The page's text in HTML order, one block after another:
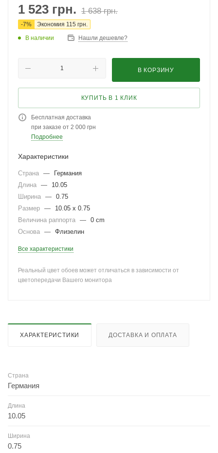
1 523 грн. 1 638грн.
-7% Экономия 115 грн.
В наличии
Нашли дешевле?
В КОРЗИНУ
КУПИТЬ В 1 КЛИК
Бесплатная доставка
при заказе от 2 000 грн
Подробнее
Характеристики
Страна —
Германия
Длина —
10.05
Ширина — 0.75
Размер —
10.05 x 0.75
Величина раппорта — 0 cm
Основа — Флизелин
Все характеристики
Реальный цвет обоев может отличаться в зависимости от
цветопередачи Вашего монитора
ХАРАКТЕРИСТИКИ ДОСТАВКА И ОПЛАТА
Страна
Германия
Длина
10.05
Ширина
0.75